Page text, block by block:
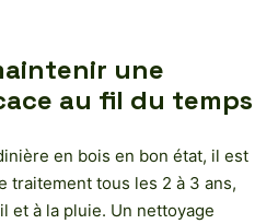
une
au fil du temps
en bois en bon état, il est
traitement tous les 2 à 3 ans,
et à la pluie. Un nettoyage